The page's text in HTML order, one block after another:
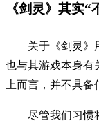
《剑灵》其实
关于《剑灵》
也与其游戏本身有
上而言，并不具备
尽管我们习惯